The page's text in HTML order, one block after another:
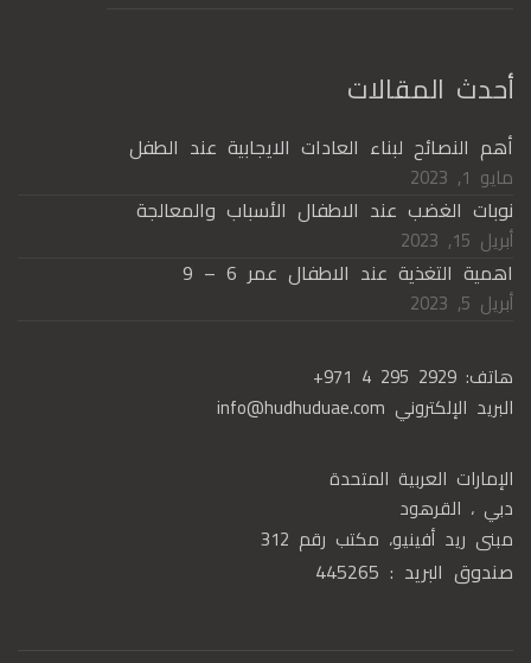
أحدث المقالات
أهم النصائح لبناء العادات الايجابية عند الطفل
مايو 1, 2023
نوبات الغضب عند الاطفال الأسباب والمعالجة
أبريل 15, 2023
اهمية التغذية عند الاطفال عمر 6 – 9
أبريل 5, 2023
هاتف: +971 4 295 2929
البريد الإلكتروني info@hudhuduae.com
الإمارات العربية المتحدة
دبي ، القرهود
مبنى ريد أفينيو، مكتب رقم 312
صندوق البريد : 445265